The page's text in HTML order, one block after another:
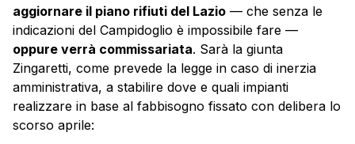
aggiornare il piano rifiuti del Lazio — che senza le
indicazioni del Campidoglio è impossibile fare —
oppure verrà commissariata. Sarà la giunta
Zingaretti, come prevede la legge in caso di inerzia
amministrativa, a stabilire dove e quali impianti
realizzare in base al fabbisogno fissato con delibera lo
scorso aprile: